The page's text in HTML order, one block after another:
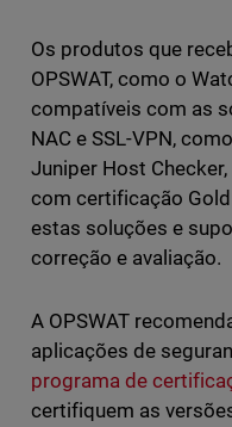
Os produtos que
OPSWAT, como o
compatíveis com as
NAC e SSL-VPN,
Juniper Host
com certificação
estas soluções e
correção e avaliação.
A OPSWAT
aplicações de
programa de
certifiquem as